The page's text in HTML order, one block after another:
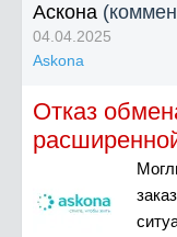
Аскона
04.04.2025
Askona
Отказ